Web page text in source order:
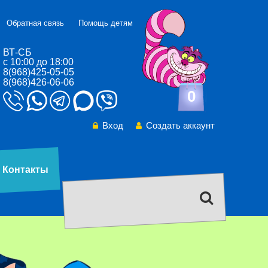
ВТ-СБ
с 10:00 до 18:00
8(968)425-05-05
8(968)426-06-06
Обратная связь Помощь детям
0
Вход Создать аккаунт
Контакты